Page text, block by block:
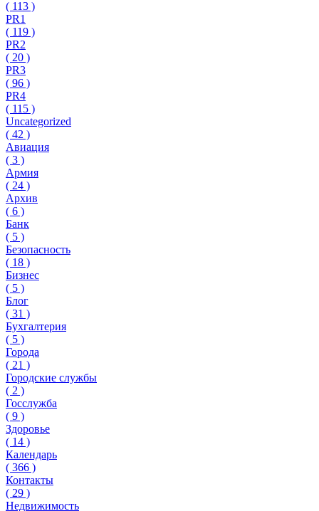
( 113 )
PR1
( 119 )
PR2
( 20 )
PR3
( 96 )
PR4
( 115 )
Uncategorized
( 42 )
Авиация
( 3 )
Армия
( 24 )
Архив
( 6 )
Банк
( 5 )
Безопасность
( 18 )
Бизнес
( 5 )
Блог
( 31 )
Бухгалтерия
( 5 )
Города
( 21 )
Городские службы
( 2 )
Госслужба
( 9 )
Здоровье
( 14 )
Календарь
( 366 )
Контакты
( 29 )
Недвижимость